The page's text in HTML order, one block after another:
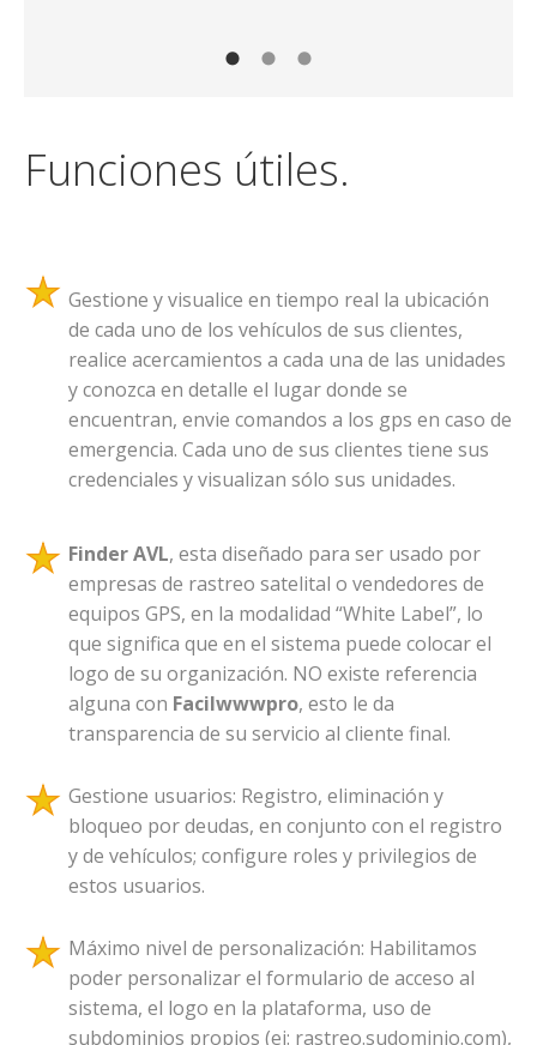
Funciones útiles.
Gestione y visualice en tiempo real la ubicación
de cada uno de los vehículos de sus clientes,
realice acercamientos a cada una de las unidades
y conozca en detalle el lugar donde se
encuentran, envie comandos a los gps en caso de
emergencia. Cada uno de sus clientes tiene sus
credenciales y visualizan sólo sus unidades.
Finder AVL, esta diseñado para ser usado por
empresas de rastreo satelital o vendedores de
equipos GPS, en la modalidad “White Label”, lo
que significa que en el sistema puede colocar el
logo de su organización. NO existe referencia
alguna con Facilwwwpro, esto le da
transparencia de su servicio al cliente final.
Gestione usuarios: Registro, eliminación y
bloqueo por deudas, en conjunto con el registro
y de vehículos; configure roles y privilegios de
estos usuarios.
Máximo nivel de personalización: Habilitamos
poder personalizar el formulario de acceso al
sistema, el logo en la plataforma, uso de
subdominios propios (ej: rastreo.sudominio.com),